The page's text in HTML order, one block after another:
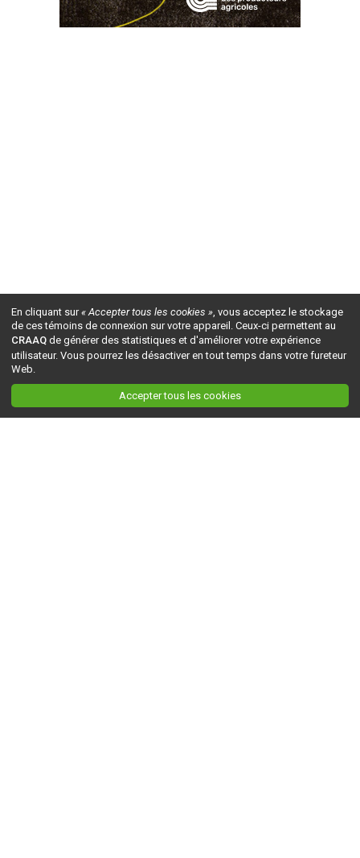
En cliquant sur« Accepter tous les cookies », vous acceptez le stockage
de ces témoins de connexion sur votre appareil. Ceux-ci permettent au
CRAAQ de générer des statistiques et d'améliorer votre expérience
utilisateur. Vous pourrez les désactiver en tout temps dans votre fureteur
Web.
Accepter tous les cookies